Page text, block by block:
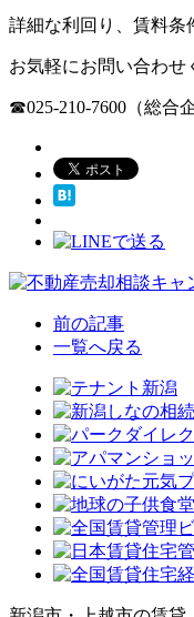
詳細な利回り、賃料条
お気軽にお問い合わせ
☎025-210-7600（総合
前の記事
一覧へ戻る